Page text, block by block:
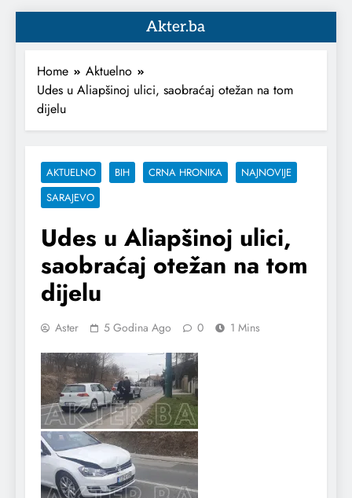
Akter.ba
Home
Aktuelno
Udes u Aliapšinoj ulici, saobraćaj otežan na tom
dijelu
AKTUELNO BIH CRNA HRONIKA
NAJNOVIJE
SARAJEVO
Udes u Aliapšinoj ulici,
saobraćaj otežan na tom
dijelu
Aster 5 Godina Ago 0 1 Mins